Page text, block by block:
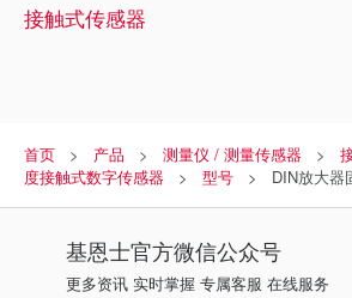
接触式传感器
首页 产品 测量仪 / 测量传感器
度接触式数字传感器
型号 DIN放大器
基恩士官方微信公众号
更多资讯 实时掌握 专属客服 在线服务